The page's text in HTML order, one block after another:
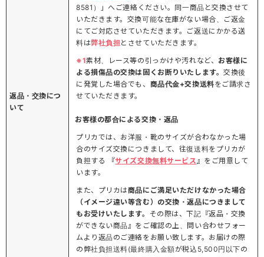
返品・交換につ
いて
8581）」へご連絡ください。同一商品と交換させて
いただきます。交換可能な在庫がない場合、ご返金
にてご対応させていただきます。ご返送にかかる送
料は弊社負担 とさせていただきます。
※1素材、レース等の引っかけや汚れなど、 お客様に
よる損傷品の交換は固くお断りいたします。交換後
に発覚した場合でも、 商品代金+交換送料をご請求さ
せていただきます。
お客様の都合による交換・返品
プリカでは、お洋服・靴のサイズが合わなかった場
合のサイズ交換につきまして、往復送料をプリカが
負担する 『サイズ交換無料サービス 』をご用意して
います。
また、プリカは商品にご満足いただけなかった場合
（イメージ違い等含む）の交換・返品につきまして
もお受けいたします。 その際は、下記『返品・交換
ができない商品』をご確認の上、問い合わせフォー
ムより返品のご連絡をお願い致します。お届けの際
の弊社負担送料(最終購入金額が税込5,500円以下の